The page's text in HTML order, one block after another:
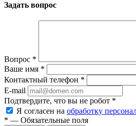
Задать вопрос
Вопрос *
Ваше имя *
Контактный телефон *
E-mail
Подтвердите, что вы не робот *
Я согласен на обработку
* — Обязательные поля